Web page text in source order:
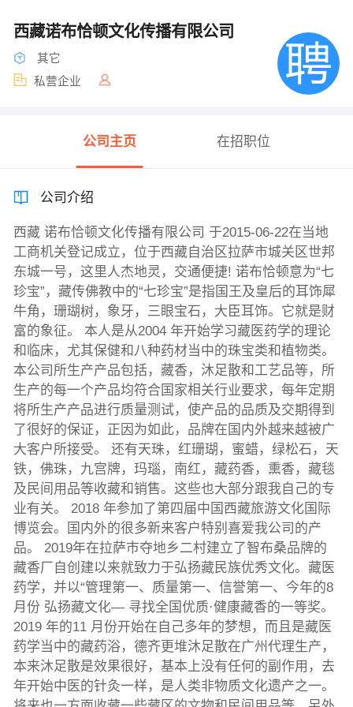
西藏诺布恰顿文化传播有限公司
其它
私营企业
公司主页 在招职位
公司介绍
西藏 诺布恰顿文化传播有限公司 于2015-06-22在当地
工商机关登记成立，位于西藏自治区拉萨市城关区世邦
东城一号，这里人杰地灵，交通便捷! 诺布恰顿意为“七
珍宝”，藏传佛教中的“七珍宝”是指国王及皇后的耳饰犀
牛角，珊瑚树，象牙，三眼宝石，大臣耳饰。它就是财
富的象征。 本人是从2004 年开始学习藏医药学的理论
和临床，尤其保健和八种药材当中的珠宝类和植物类。
本公司所生产产品包括，藏香，沐足散和工艺品等，所
生产的每一个产品均符合国家相关行业要求，每年定期
将所生产产品进行质量测试，使产品的品质及交期得到
了很好的保证，正因为如此，品牌在国内外越来越被广
大客户所接受。 还有天珠，红珊瑚，蜜蜡，绿松石，天
铁，佛珠，九宫牌，玛瑙，南红，藏药香，熏香，藏毯
及民间用品等收藏和销售。这些也大部分跟我自己的专
业有关。 2018 年参加了第四届中国西藏旅游文化国际
博览会。国内外的很多新来客户特别喜爱我公司的产
品。 2019年在拉萨市夺地乡二村建立了智布桑品牌的
藏香厂自创建以来就致力于弘扬藏民族优秀文化。藏医
药学，并以“管理第一、质量第一、信誉第一、今年的8
月份 弘扬藏文化— 寻找全国优质·健康藏香的一等奖。
2019 年的11 月份开始在自己多年的梦想，而且是藏医
药学当中的藏药浴，德齐更堆沐足散在广州代理生产，
本来沐足散是效果很好，基本上没有任何的副作用，去
年开始中医的针灸一样，是人类非物质文化遗产之一。